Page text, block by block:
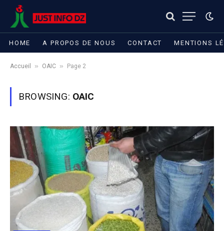
HOME A PROPOS DE NOUS CONTACT MENTIONS
Accueil » OAIC » Page 2
BROWSING: OAIC